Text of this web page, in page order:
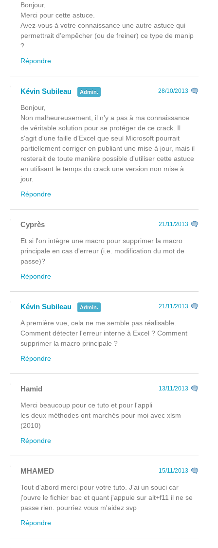
Bonjour,
Merci pour cette astuce.
Avez-vous à votre connaissance une autre astuce qui
permettrait d’empêcher (ou de freiner) ce type de manip
?
Répondre
Kévin Subileau Admin. 28/10/2013
Bonjour,
Non malheureusement, il n'y a pas à ma connaissance
de véritable solution pour se protéger de ce crack. Il
s'agit d'une faille d'Excel que seul Microsoft pourrait
partiellement corriger en publiant une mise à jour, mais il
resterait de toute manière possible d'utiliser cette astuce
en utilisant le temps du crack une version non mise à
jour.
Répondre
Cyprès 21/11/2013
Et si l'on intègre une macro pour supprimer la macro
principale en cas d'erreur (i.e. modification du mot de
passe)?
Répondre
Kévin Subileau Admin. 21/11/2013
A première vue, cela ne me semble pas réalisable.
Comment détecter l'erreur interne à Excel ? Comment
supprimer la macro principale ?
Répondre
Hamid 13/11/2013
Merci beaucoup pour ce tuto et pour l'appli
les deux méthodes ont marchés pour moi avec xlsm
(2010)
Répondre
MHAMED 15/11/2013
Tout d'abord merci pour votre tuto. J'ai un souci car
j'ouvre le fichier bac et quant j'appuie sur alt+f11 il ne se
passe rien. pourriez vous m'aidez svp
Répondre